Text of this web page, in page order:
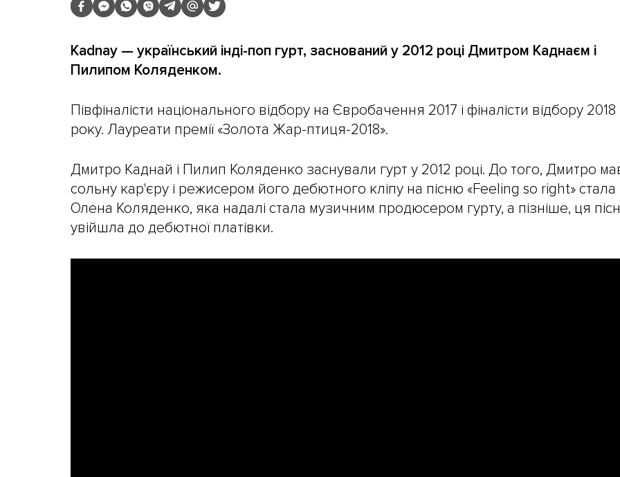
Kadnay — український інді-поп гурт, заснований у 2012 році Дмитром Каднаєм і
Пилипом Коляденком.
Півфіналісти національного відбору на Євробачення 2017 і фіналісти відбору 2018
року. Лауреати премії «Золота Жар-птиця-2018».
Дмитро Каднай і Пилип Коляденко заснували гурт у 2012 році. До того, Дмитро
сольну кар'єру і режисером його дебютного кліпу на пісню «Feeling so right» стала
Олена Коляденко, яка надалі стала музичним продюсером гурту, а пізніше, ця
увійшла до дебютної платівки.